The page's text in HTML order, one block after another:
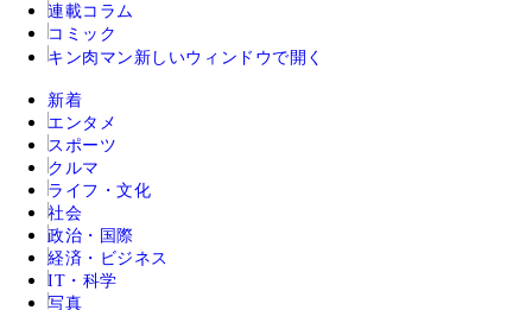
連載コラム
コミック
キン肉マン 新しいウィンドウで開く
新着
エンタメ
スポーツ
クルマ
ライフ・文化
社会
政治・国際
経済・ビジネス
IT・科学
写真